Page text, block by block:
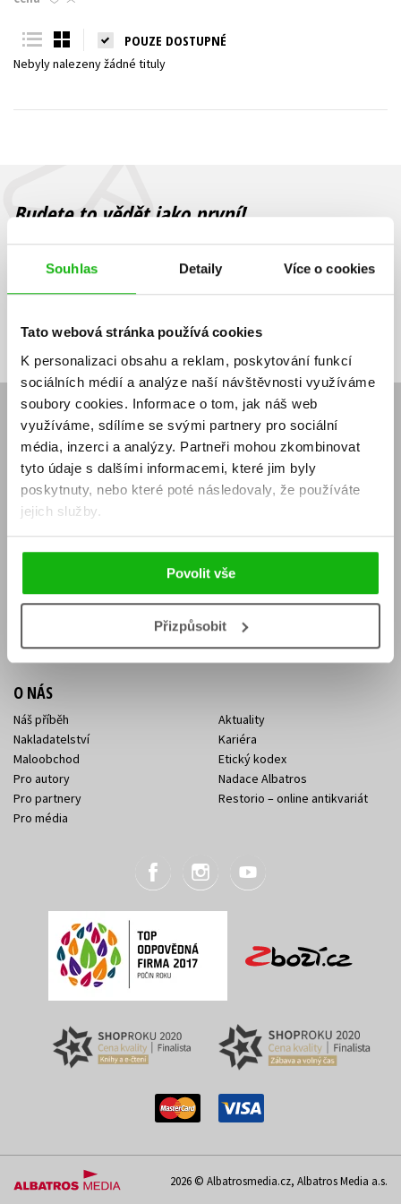
Souhlas Detaily Více o cookies
Tato webová stránka používá cookies
K personalizaci obsahu a reklam, poskytování funkcí
sociálních médií a analýze naší návštěvnosti využíváme
soubory cookies. Informace o tom, jak náš web
využíváme, sdílíme se svými partnery pro sociální
média, inzerci a analýzy. Partneři mohou zkombinovat
tyto údaje s dalšími informacemi, které jim byly
poskytnuty, nebo které poté následovaly, že používáte
jejich služby.
Povolit vše
Přizpůsobit
Young adult (SK)
Všechny tituly
POUZE DOSTUPNÉ
Nebyly nalezeny žádné tituly
Budete to vědět jako první!
Zajímá Vás, jaký knižní hit právě vychází, na jaké zboží je výhodná
sleva, jaká běží soutěž o ceny? Přihlášením k odběru našich e-
souhlasíte se zpracováním osobních údajů
mailová
adresa
mailová
adresa
Vaše e-mailová adresa Přihlásit se
E-SHOP
Aktuality
Naši autoři
Obchodní podmínky
Jak nakoupit
Knižní novinky
Dárkové poukazy
Affiliate program
KONTAKTY
Sídlo společnosti
Kontakty Albatros Media
O NÁS
Náš příběh
Nakladatelství
Maloobchod
Pro autory
Pro partnery
Pro média
Aktuality
Kariéra
Etický kodex
Nadace Albatros
Restorio – online antikvariát
2026 © Albatrosmedia.cz, Albatros Media a.s.